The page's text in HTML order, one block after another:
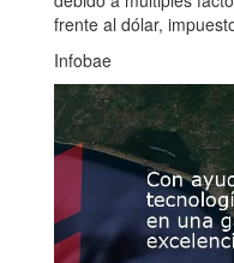
frente al dólar,
Infobae